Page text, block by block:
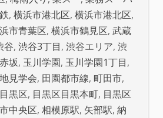
, 横浜市港北区, 横浜市港北区,
市青葉区, 横浜市鶴見区, 武蔵
谷, 渋谷3丁目, 渋谷エリア, 渋
坂, 玉川学園, 玉川学園1丁目,
見学会, 田園都市線, 町田市,
目黒区, 目黒区目黒本町, 目黒区
中央区, 相模原駅, 矢部駅, 納